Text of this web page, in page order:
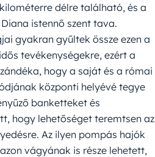
délre található, és a
istennő szent tava.
gyakran gyűltek össze ezen a
tevékenységekre, ezért a
hogy a saját és a római
központi helyévé tegye
banketteket és
hogy lehetőséget teremtsen az
Az ilyen pompás hajók
vágyának is része lehetett,